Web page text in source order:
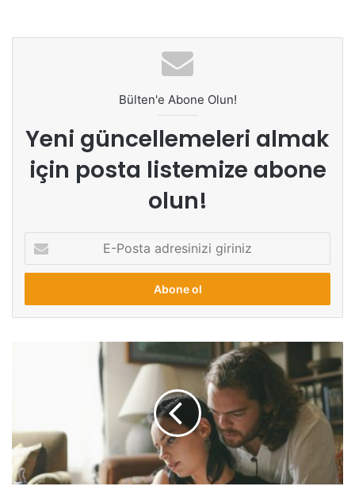
Bülten'e Abone Olun!
Yeni güncellemeleri almak
için posta listemize abone
olun!
Posta
adresinizi